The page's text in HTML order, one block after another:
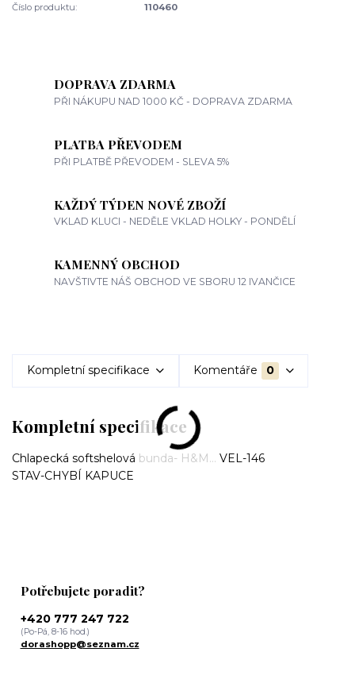
Číslo produktu: 110460
DOPRAVA ZDARMA
PŘI NÁKUPU NAD 1000 KČ - DOPRAVA ZDARMA
PLATBA PŘEVODEM
PŘI PLATBĚ PŘEVODEM - SLEVA 5%
KAŽDÝ TÝDEN NOVÉ ZBOŽÍ
VKLAD KLUCI - NEDĚLE VKLAD HOLKY - PONDĚLÍ
KAMENNÝ OBCHOD
NAVŠTIVTE NÁŠ OBCHOD VE SBORU 12 IVANČICE
Kompletní specifikace Komentáře 0
Kompletní specifikace
Chlapecká softshelová bunda- H&M... VEL-146
STAV-CHYBÍ KAPUCE
Potřebujete poradit?
+420 777 247 722
(Po-Pá, 8-16 hod.)
dorashopp@seznam.cz